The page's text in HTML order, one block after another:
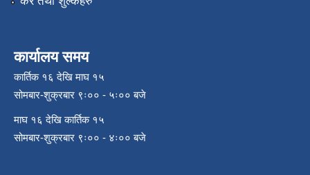
कार्यालय समय
कार्तिक १६ देखि माघ १५
सोमबार-शुक्रबार ९ः०० - ५ः०० बजे
माघ १६ देखि कार्तिक १५
सोमबार-शुक्रबार ९ः०० - ४ः०० बजे